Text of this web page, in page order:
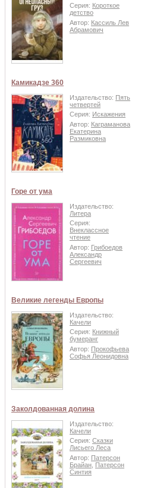
Серия: Короткое
детство
Автор: Кассиль Лев
Абрамович
Камикадзе 360
Издательство: Пять
четвертей
Серия: Искажения
Автор: Каграманова
Екатерина
Размиковна
Горе от ума
Издательство:
Литера
Серия:
Внеклассное
чтение
Автор: Грибоедов
Александр
Сергеевич
Великие легенды Европы
Издательство:
Качели
Серия: Книжный
бумеранг
Автор: Прокофьева
Софья Леонидовна
Заколдованная долина
Издательство:
Качели
Серия: Сказки
Лисьего Леса
Автор: Патерсон
Брайан Патерсон
Синтия